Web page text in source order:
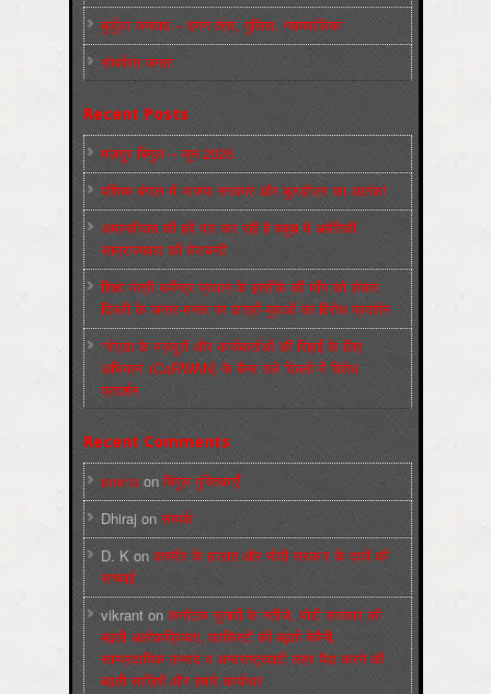
बुर्जुआ जनवाद – दमन तंत्र, पुलिस, न्‍यायपालिका
संघर्षरत जनता
Recent Posts
मज़दूर बिगुल – जून 2026
पश्चिम बंगाल में भाजपा सरकार और बुलडोज़र का आतंक!
अमानवीयता की हदें पार कर रही है क्यूबा में अमेरिकी
साम्राज्यवाद की घेराबन्दी
शिक्षा मंत्री धर्मेन्द्र प्रधान के इस्तीफ़े की माँग को लेकर
दिल्ली के जन्तर-मन्तर पर छात्रों-युवाओं का विरोध प्रदर्शन
‘नोएडा के मज़दूरों और कार्यकर्ताओं की रिहाई के लिए
अभियान’ (CaRWAN) के बैनर तले दिल्ली में विरोध
प्रदर्शन
Recent Comments
sneha on बिगुल पुस्तिकाएँ
Dhiraj on सम्पर्क
D. K on कश्मीर के हालात और मोदी सरकार के दावों की
सच्चाई
vikrant onकर्नाटक चुनावों के नतीजे, मोदी सरकार की
बढ़ती अलोकप्रियता, फ़ासिस्टों की बढ़ती बेचैनी,
साम्प्रदायिक उन्माद व अन्धराष्ट्रवादी लहर पैदा करने की
बढ़ती साज़िशें और हमारे कार्यभार